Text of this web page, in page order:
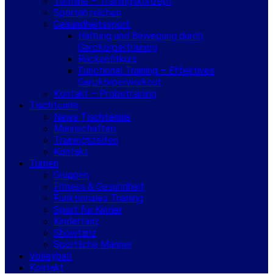
Sportabzeichen
Gesundheitssport
Haltung und Bewegung durch
Ganzkörpertraining
Rückenfitkurs
Functional Training – Effektives
Ganzkörperworkout
Kontakt – Probetraining
Tischtennis
News Tischtennis
Mannschaften
Trainingszeiten
Kontakt
Turnen
Gruppen
Fitness & Gesundheit
Funktionales Training
Sport für Kinder
Kindertanz
Showtanz
Sportliche Männer
Volleyball
Kontakt